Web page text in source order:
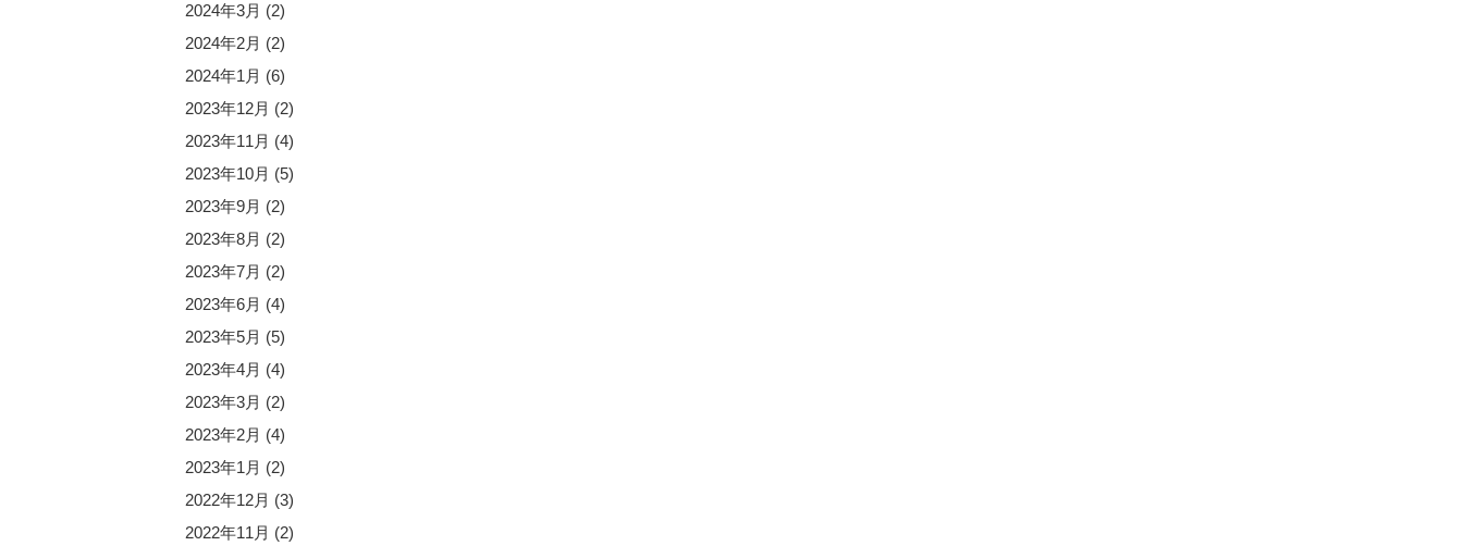
2024年3月 (2)
2024年2月 (2)
2024年1月 (6)
2023年12月 (2)
2023年11月 (4)
2023年10月 (5)
2023年9月 (2)
2023年8月 (2)
2023年7月 (2)
2023年6月 (4)
2023年5月 (5)
2023年4月 (4)
2023年3月 (2)
2023年2月 (4)
2023年1月 (2)
2022年12月 (3)
2022年11月 (2)